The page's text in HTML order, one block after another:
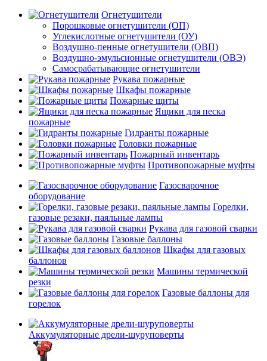
Огнетушители
Порошковые огнетушители (ОП)
Углекислотные огнетушители (ОУ)
Воздушно-пенные огнетушители (ОВП)
Воздушно-эмульсионные огнетушители (ОВЭ)
Самосрабатывающие огнетушители
Рукава пожарные
Шкафы пожарные
Пожарные щиты
Ящики для песка
пожарные
Гидранты пожарные
Головки пожарные
Пожарный инвентарь
Противопожарные муфты
Газосварочное
оборудование
Горелки,
газовые резаки, паяльные лампы
Рукава для газовой сварки
Газовые баллоны
Шкафы для газовых
баллонов
Машины термической
резки
Газовые баллоны для
горелок
Аккумуляторные дрели-шуруповерты